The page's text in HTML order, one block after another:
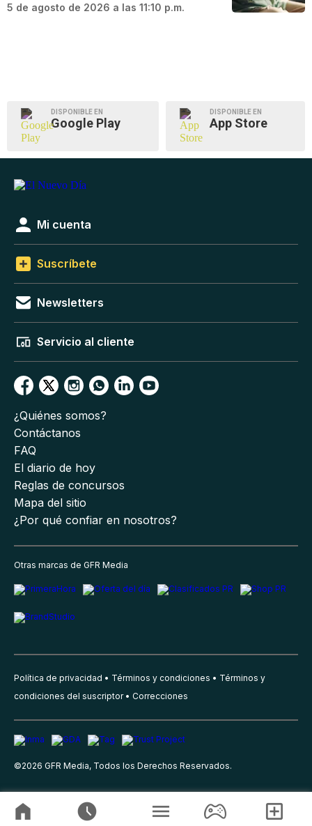
5 de agosto de 2026 a las 11:10 p.m.
DISPONIBLE EN
Google Play
DISPONIBLE EN
App Store
Mi cuenta
Suscríbete
Newsletters
Servicio al cliente
¿Quiénes somos?
Contáctanos
FAQ
El diario de hoy
Reglas de concursos
Mapa del sitio
¿Por qué confiar en nosotros?
Otras marcas de GFR Media
Política de privacidad Términos y condiciones
Términos y
condiciones del suscriptor
Correcciones
©2026 GFR Media, Todos los Derechos Reservados.